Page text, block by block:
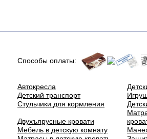
Способы оплаты:
Автокресла
Детский транспорт
Стульчики для кормления
Двухъярусные кровати
Мебель в детскую комнату